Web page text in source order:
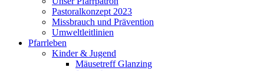
Pastoralkonzept 2023
Missbrauch und Prävention
Umweltleitlinien
Pfarrleben
Kinder & Jugend
Mäusetreff Glanzing